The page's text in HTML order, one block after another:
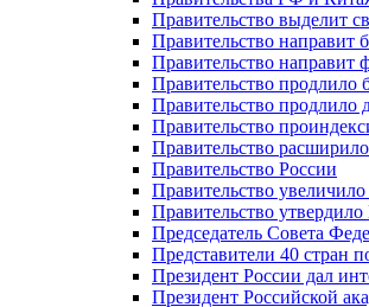
Правительство выделит
Правительство направит
Правительство направит
Правительство продлило
Правительство
Правительство
Правительство
Правительство России
Правительство
Правительство
Председатель Совета
Представители 40 стран
Президент России дал
Президент Российской